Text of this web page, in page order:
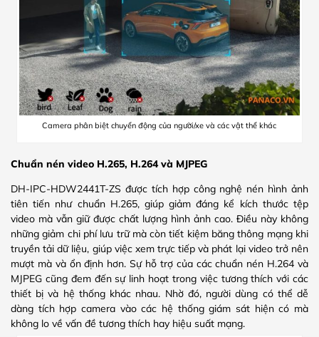
Camera phân biệt chuyển động của người/xe và các vật thể khác
Chuẩn nén video H.265, H.264 và MJPEG
DH-IPC-HDW2441T-ZS được tích hợp công nghệ nén hình ảnh
tiên tiến như chuẩn H.265, giúp giảm đáng kể kích thước tệp
video mà vẫn giữ được chất lượng hình ảnh cao. Điều này không
những giảm chi phí lưu trữ mà còn tiết kiệm băng thông mạng khi
truyền tải dữ liệu, giúp việc xem trực tiếp và phát lại video trở nên
mượt mà và ổn định hơn. Sự hỗ trợ của các chuẩn nén H.264 và
MJPEG cũng đem đến sự linh hoạt trong việc tương thích với các
thiết bị và hệ thống khác nhau. Nhờ đó, người dùng có thể dễ
dàng tích hợp camera vào các hệ thống giám sát hiện có mà
không lo về vấn đề tương thích hay hiệu suất mạng.